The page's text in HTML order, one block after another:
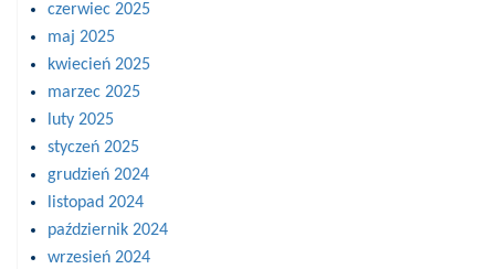
czerwiec 2025
maj 2025
kwiecień 2025
marzec 2025
luty 2025
styczeń 2025
grudzień 2024
listopad 2024
październik 2024
wrzesień 2024